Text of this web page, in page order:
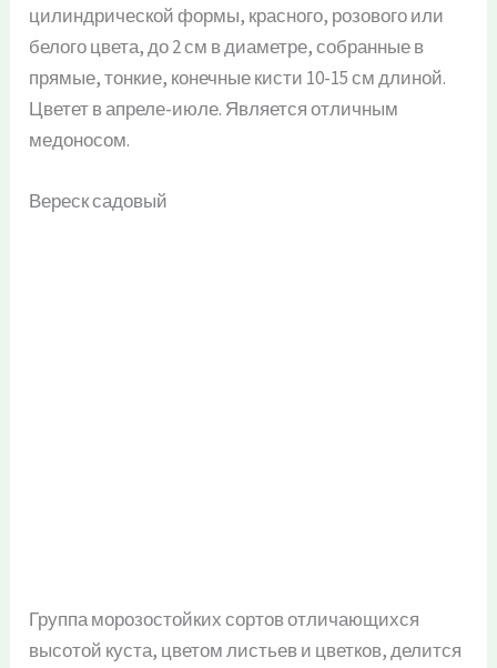
цилиндрической формы, красного, розового или
белого цвета, до 2 см в диаметре, собранные в
прямые, тонкие, конечные кисти 10-15 см длиной.
Цветет в апреле-июле. Является отличным
медоносом.
Вереск садовый
Группа морозостойких сортов отличающихся
высотой куста, цветом листьев и цветков, делится